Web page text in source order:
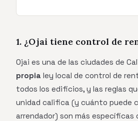
1. ¿Ojai tiene control de
Ojai es una de las ciudades de
propia ley local de control de
todos los edificios, y las reglas
unidad califica (y cuánto puede
arrendador) son más específicas